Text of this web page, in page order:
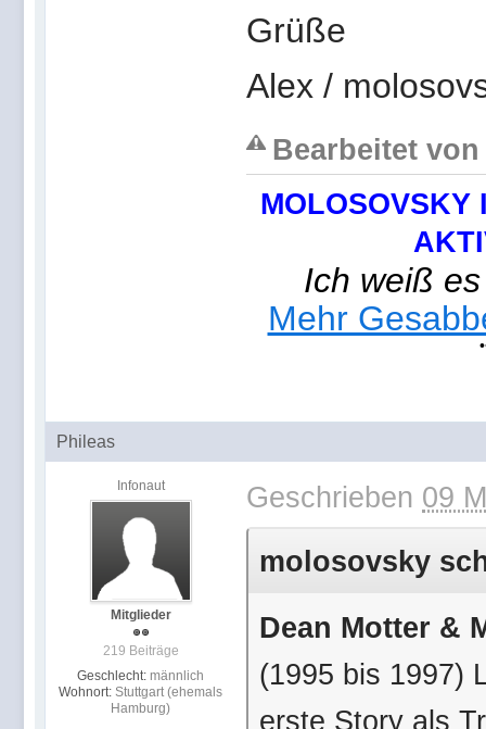
Grüße
Alex /
Bearbeitet von
MOLOSOVSKY
Ich weiß
Mehr
Phileas
Infonaut
Mitglieder
219 Beiträge
Geschlecht: männlich
Wohnort: Stuttgart (ehemals
Hamburg)
Geschrieben 09
molosovsky
Dean Motter &
(1995 bis 1997)
erste Story als